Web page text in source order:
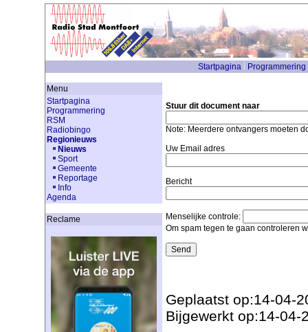
Startpagina Programmering
Menu
Startpagina
Programmering
RSM
Radiobingo
Regionieuws
Nieuws
Sport
Gemeente
Reportage
Info
Agenda
Reclame
Stuur dit document naar
Note: Meerdere ontvangers moeten
Uw Email adres
Bericht
Menselijke controle:
Om spam tegen te gaan controleren
Geplaatst op:14-04-
Bijgewerkt op:14-04-